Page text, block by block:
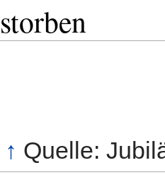
↑ Quelle: